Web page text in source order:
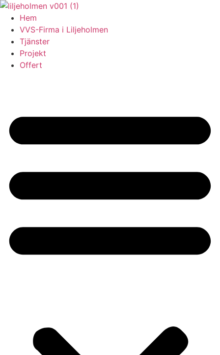
Skip
content
Hem
VVS-Firma i Liljeholmen
Tjänster
Projekt
Offert